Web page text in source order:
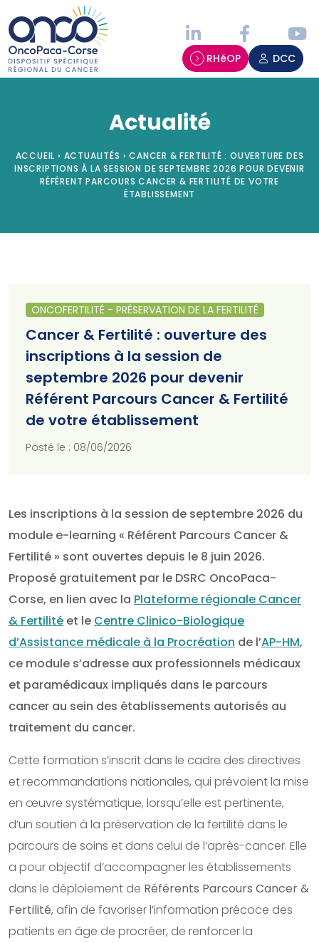
RHéOP DCC
Actualité
ACCUEIL › ACTUALITÉS › CANCER & FERTILITÉ : OUVERTURE DES
INSCRIPTIONS À LA SESSION DE SEPTEMBRE 2026 POUR DEVENIR
RÉFÉRENT PARCOURS CANCER & FERTILITÉ DE VOTRE
ÉTABLISSEMENT
ONCOFERTILITÉ - PRÉSERVATION DE LA FERTILITÉ
Cancer & Fertilité : ouverture des
inscriptions à la session de
septembre 2026 pour devenir
Référent Parcours Cancer & Fertilité
de votre établissement
Posté le : 08/06/2026
Les inscriptions à la session de septembre 2026 du
module e-learning « Référent Parcours Cancer &
Fertilité » sont ouvertes depuis le 8 juin 2026.
Proposé gratuitement par le DSRC OncoPaca-
Corse, en lien avec la Plateforme régionale Cancer
& Fertilité et le Centre Clinico-Biologique
d’Assistance médicale à la Procréation de l’AP-HM,
ce module s’adresse aux professionnels médicaux
et paramédicaux impliqués dans le parcours
cancer au sein des établissements autorisés au
traitement du cancer.
Cette formation s’inscrit dans le cadre des directives
et recommandations nationales, qui prévoient la mise
en œuvre systématique, lorsqu’elle est pertinente,
d’un soutien à la préservation de la fertilité dans le
parcours de soins et dans celui de l’après-cancer. Elle
a pour objectif d’accompagner les établissements
dans le déploiement de Référents Parcours Cancer &
Fertilité, afin de favoriser l’information précoce des
patients en âge de procréer, de renforcer la
Panneau de gestion des cookies